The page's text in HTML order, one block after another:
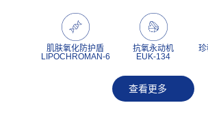
肌肤氧化防护盾
LIPOCHROMAN-6
抗氧永动机
EUK-134
珍
查看更多